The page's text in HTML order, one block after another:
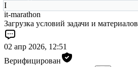
I
it-marathon
Загрузка условий задачи и материалов
02 апр 2026, 12:51
Верифицирован